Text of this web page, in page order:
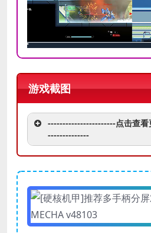
游戏截图
-----------------------点击查
--------------